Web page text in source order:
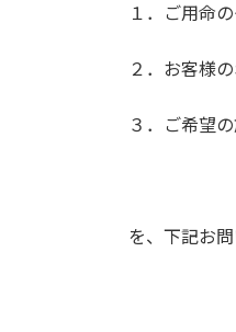
１．ご用命
２．お客様
３．ご希望
を、下記お